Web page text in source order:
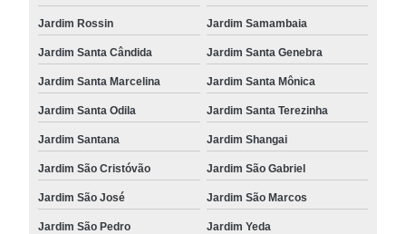
Jardim Rossin Jardim Samambaia
Jardim Santa Cândida Jardim Santa Genebra
Jardim Santa Marcelina Jardim Santa Mônica
Jardim Santa Odila Jardim Santa Terezinha
Jardim Santana Jardim Shangai
Jardim São Cristóvão Jardim São Gabriel
Jardim São José Jardim São Marcos
Jardim São Pedro Jardim Yeda